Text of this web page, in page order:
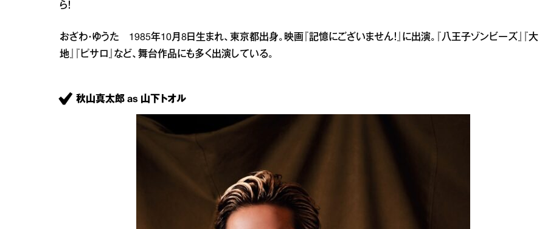
ら！
おざわ・ゆうた 1985年10月8日生まれ、東京都出身。映画『記憶にございません！』に出演。『八王子ゾンビーズ』『大
地』『ピサロ』など、舞台作品にも多く出演している。
秋山真太郎 as 山下トオル